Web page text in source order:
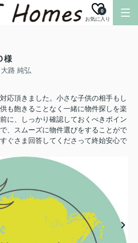
お気に入り
0
様
路 純弘
応頂きました。小さな子供の相手もし
も飽きることなく一緒に物件探しを楽
に、しっかり確認しておくべきポイン
、スムーズに物件選びをすることがで
ぐさま回答してくださって終始安心で